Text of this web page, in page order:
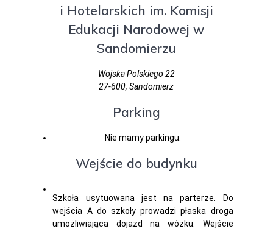
i Hotelarskich im. Komisji
Edukacji Narodowej w
Sandomierzu
Wojska Polskiego 22
27-600, Sandomierz
Parking
Nie mamy parkingu.
Wejście do budynku
Szkoła usytuowana jest na parterze. Do
wejścia A do szkoły prowadzi płaska droga
umożliwiająca dojazd na wózku. Wejście